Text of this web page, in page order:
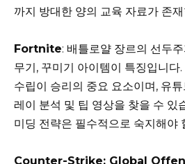
까지 방대한 양의 교육 자료가 존
Fortnite: 배틀로얄 장르의 선두
무기, 꾸미기 아이템이 특징입니다
수립이 승리의 중요 요소이며, 유
레이 분석 및 팁 영상을 찾을 수 있
미딩 전략은 필수적으로 숙지해야
Counter-Strike: Global